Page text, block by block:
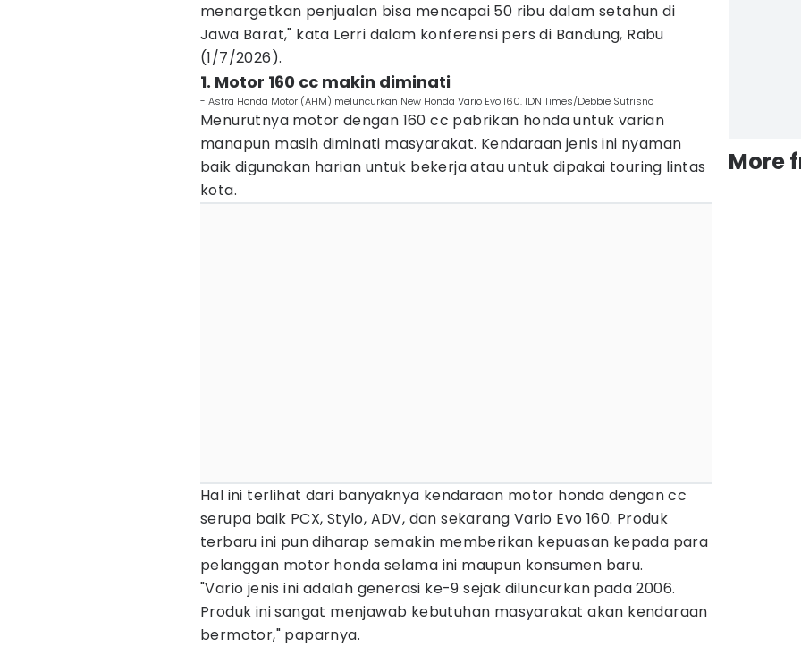
menargetkan penjualan bisa mencapai 50 ribu dalam setahun di
Jawa Barat," kata Lerri dalam konferensi pers di Bandung, Rabu
(1/7/2026).
1. Motor 160 cc makin diminati
- Astra Honda Motor (AHM) meluncurkan New Honda Vario Evo 160. IDN Times/Debbie Sutrisno
Menurutnya motor dengan 160 cc pabrikan honda untuk varian
manapun masih diminati masyarakat. Kendaraan jenis ini nyaman
baik digunakan harian untuk bekerja atau untuk dipakai touring lintas
kota.
Hal ini terlihat dari banyaknya kendaraan motor honda dengan cc
serupa baik PCX, Stylo, ADV, dan sekarang Vario Evo 160. Produk
terbaru ini pun diharap semakin memberikan kepuasan kepada para
pelanggan motor honda selama ini maupun konsumen baru.
"Vario jenis ini adalah generasi ke-9 sejak diluncurkan pada 2006.
Produk ini sangat menjawab kebutuhan masyarakat akan kendaraan
bermotor," paparnya.
More